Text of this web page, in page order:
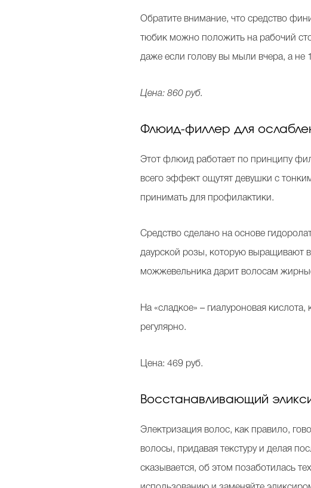
Обратите внимание, что средство
тюбик можно положить на рабочий
даже если голову вы мыли вчера, а не
Цена: 860 руб.
Флюид-филлер для
Этот флюид работает по принципу
всего эффект ощутят девушки с
принимать для профилактики.
Средство сделано на основе
даурской розы, которую выращивают
можжевельника дарит волосам
На «сладкое» – гиалуроновая
регулярно.
Цена: 469 руб.
Восстанавливающий
Электризация волос, как правило,
волосы, придавая текстуру и делая
сказывается, об этом позаботилась